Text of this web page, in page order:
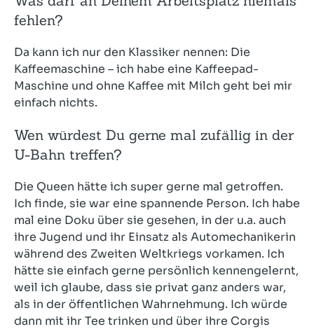
fehlen?
Da kann ich nur den Klassiker nennen: Die
Kaffeemaschine – ich habe eine Kaffeepad-
Maschine und ohne Kaffee mit Milch geht bei mir
einfach nichts.
Wen würdest Du gerne mal zufällig in der
U-Bahn treffen?
Die Queen hätte ich super gerne mal getroffen.
Ich finde, sie war eine spannende Person. Ich habe
mal eine Doku über sie gesehen, in der u.a. auch
ihre Jugend und ihr Einsatz als Automechanikerin
während des Zweiten Weltkriegs vorkamen. Ich
hätte sie einfach gerne persönlich kennengelernt,
weil ich glaube, dass sie privat ganz anders war,
als in der öffentlichen Wahrnehmung. Ich würde
dann mit ihr Tee trinken und über ihre Corgis